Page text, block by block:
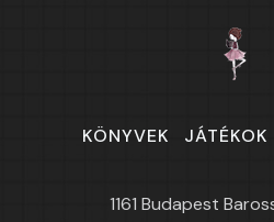
KÖNYVEK JÁTÉKOK
1161 Budapest